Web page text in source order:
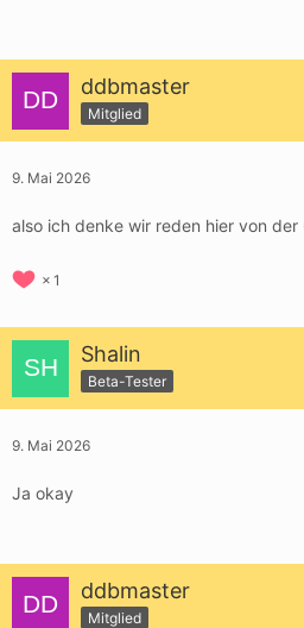
ddbmaster
Mitglied
9. Mai 2026
also ich denke wir reden hier von der
1
Shalin
Beta-Tester
9. Mai 2026
Ja okay
ddbmaster
Mitglied